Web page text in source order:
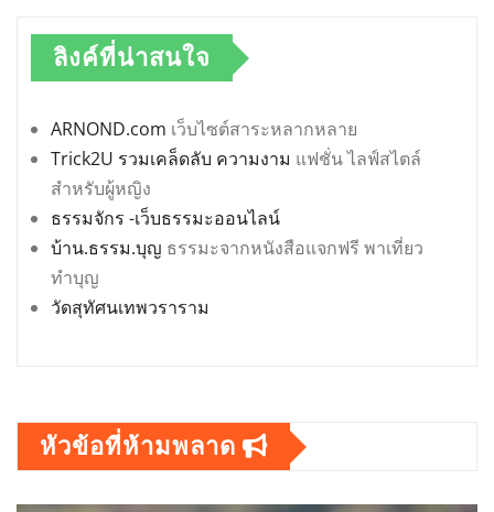
ลิงค์ที่น่าสนใจ
ARNOND.com เว็บไซต์สาระหลากหลาย
Trick2U รวมเคล็ดลับ ความงาม แฟชั่น ไลฟ์สไตล์
สำหรับผู้หญิง
ธรรมจักร -เว็บธรรมะออนไลน์
บ้าน.ธรรม.บุญ ธรรมะจากหนังสือแจกฟรี พาเที่ยว
ทำบุญ
วัดสุทัศนเทพวราราม
หัวข้อที่ห้ามพลาด